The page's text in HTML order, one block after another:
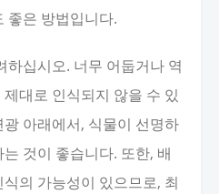
좋은 방법입니다.
하십시오. 너무 어둡거나 역
대로 인식되지 않을 수 있
아래에서, 식물이 선명하
것이 좋습니다. 또한, 배
의 가능성이 있으므로, 최